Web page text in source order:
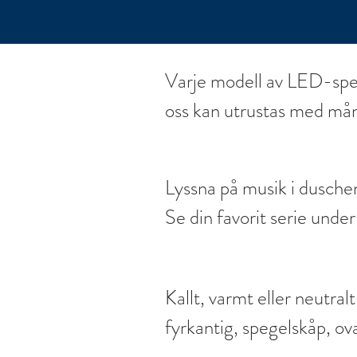
Varje modell av LED-
oss kan utrustas med
att du kan anpassa din
inkluderar värmemattor
eller klockor. Tillverkade
precision, pålitlighet och
Lyssna på musik i
Se din favorit serie
speglar dig.
Se på barnets favorit
Kallt, varmt eller
fyrkantig, spegelskåp,